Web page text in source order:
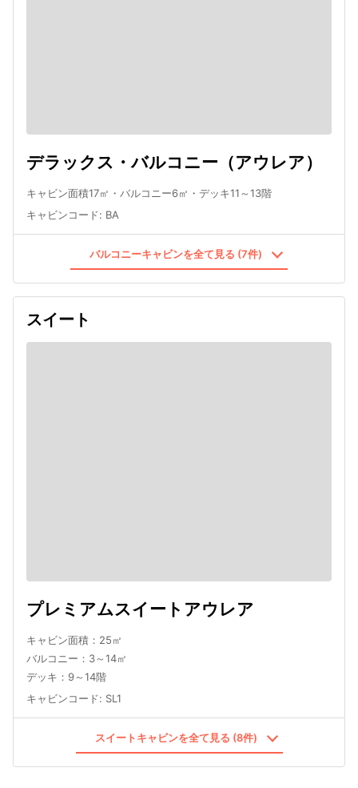
デラックス・バルコニー（アウレア）
キャビン面積17㎡・バルコニー6㎡・デッキ11～13階
キャビンコード: BA
バルコニーキャビンを全て見る (7件)
スイート
プレミアムスイートアウレア
キャビン面積：25㎡
バルコニー：3～14㎡
デッキ：9～14階
キャビンコード: SL1
スイートキャビンを全て見る (8件)